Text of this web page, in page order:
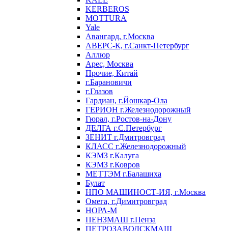
KERBEROS
MOTTURA
Yale
Авангард, г.Москва
АВЕРС-К, г.Санкт-Петербург
Аллюр
Арес, Москва
Прочие, Китай
г.Барановичи
г.Глазов
Гардиан, г.Йошкар-Ола
ГЕРИОН г.Железнодорожный
Гюрал, г.Ростов-на-Дону
ДЕЛГА г.С.Петербург
ЗЕНИТ г.Дмитровград
КЛАСС г.Железнодорожный
КЭМЗ г.Калуга
КЭМЗ г.Ковров
МЕТТЭМ г.Балашиха
Булат
НПО МАШИНОСТ-ИЯ, г.Москва
Омега, г.Димитровград
НОРА-М
ПЕНЗМАШ г.Пенза
ПЕТРОЗАВОДСКМАШ